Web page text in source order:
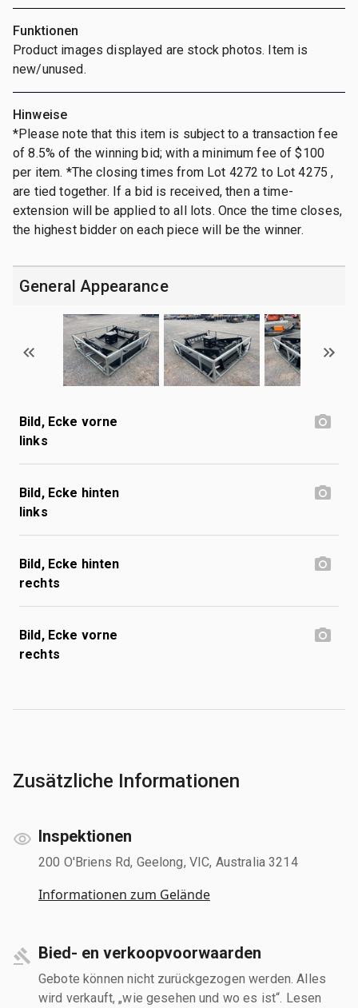
Funktionen
Product images displayed are stock photos. Item is
new/unused.
Hinweise
*Please note that this item is subject to a transaction fee
of 8.5% of the winning bid; with a minimum fee of $100
per item. *The closing times from Lot 4272 to Lot 4275 ,
are tied together. If a bid is received, then a time-
extension will be applied to all lots. Once the time closes,
the highest bidder on each piece will be the winner.
General Appearance
Bild, Ecke vorne
links
Bild, Ecke hinten
links
Bild, Ecke hinten
rechts
Bild, Ecke vorne
rechts
Zusätzliche Informationen
Inspektionen
200 O'Briens Rd, Geelong, VIC, Australia 3214
Informationen zum Gelände
Bied- en verkoopvoorwaarden
Gebote können nicht zurückgezogen werden. Alles
wird verkauft, „wie gesehen und wo es ist“. Lesen